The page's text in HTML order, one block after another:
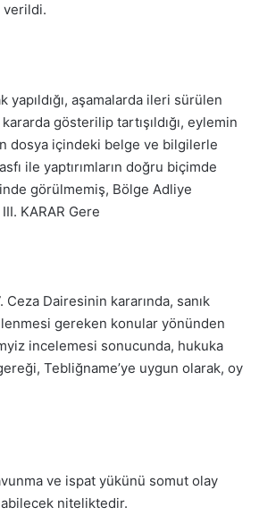
verildi.
aşamalarda ileri sürülen
gösterilip tartışıldığı, eylemin
dosya içindeki belge ve bilgilerle
ile yaptırımların doğru biçimde
görülmemiş, Bölge Adliye
KARAR Gere
Dairesinin kararında, sanık
gereken konular yönünden
incelemesi sonucunda, hukuka
Tebliğname’ye uygun olarak, oy
ve ispat yükünü somut olay
niteliktedir.